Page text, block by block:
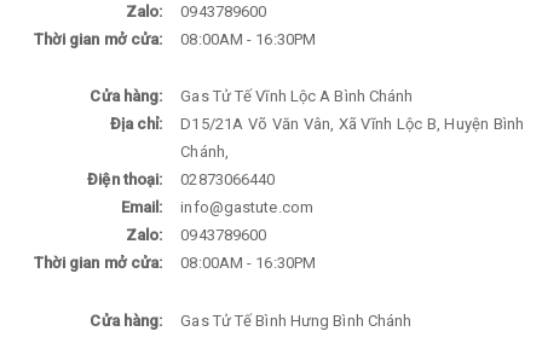
Zalo:
0943789600
Thời gian mở cửa:
08:00AM - 16:30PM
Cửa hàng:
Gas Tử Tế Vĩnh Lộc A Bình Chánh
Địa chỉ:
D15/21A Võ Văn Vân, Xã Vĩnh Lộc B, Huyện Bình
Chánh,
Điện thoại:
02873066440
Email:
info@gastute.com
Zalo:
0943789600
Thời gian mở cửa:
08:00AM - 16:30PM
Cửa hàng:
Gas Tử Tế Bình Hưng Bình Chánh